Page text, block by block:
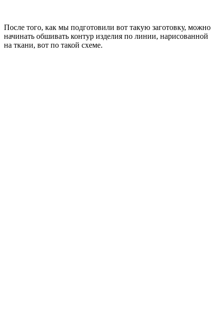
После того, как мы подготовили вот такую заготовку, можно
начинать обшивать контур изделия по линии, нарисованной
на ткани, вот по такой схеме.